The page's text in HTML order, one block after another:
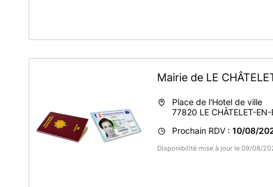
Mairie de LE
Place de l'Hotel de ville
77820 LE CHÂTELET-EN-
Prochain RDV : 10/08/
Disponibilité mise à jour le 09/08/